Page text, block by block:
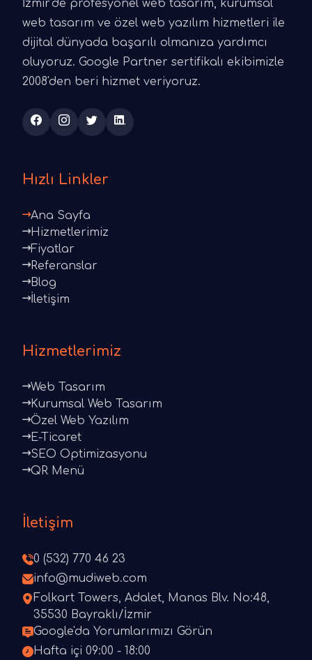
İzmir'de profesyonel web tasarım, kurumsal
web tasarım ve özel web yazılım hizmetleri ile
dijital dünyada başarılı olmanıza yardımcı
oluyoruz. Google Partner sertifikalı ekibimizle
2008'den beri hizmet veriyoruz.
Hızlı Linkler
Ana Sayfa
Hizmetlerimiz
Fiyatlar
Referanslar
Blog
İletişim
Hizmetlerimiz
Web Tasarım
Kurumsal Web Tasarım
Özel Web Yazılım
E-Ticaret
SEO Optimizasyonu
QR Menü
İletişim
0 (532) 770 46 23
info@mudiweb.com
Folkart Towers, Adalet, Manas Blv. No:48,
35530 Bayraklı/İzmir
Google'da Yorumlarımızı Görün
Hafta içi 09:00 - 18:00